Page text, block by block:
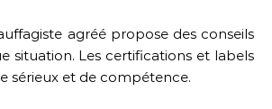
agréé propose des conseils
situation. Les certifications et labels
sérieux et de compétence.